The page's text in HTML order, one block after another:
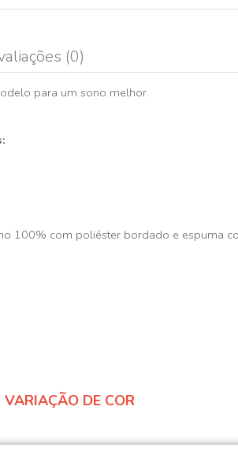
(0)
para um sono melhor.
100% com poliéster bordado e espuma
DE COR